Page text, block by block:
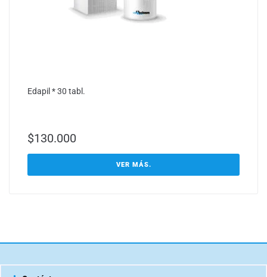
Edapil * 30 tabl.
$130.000
VER MÁS.